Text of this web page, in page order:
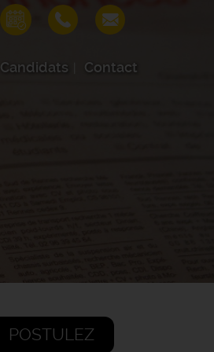
Candidats Contact
POSTULEZ